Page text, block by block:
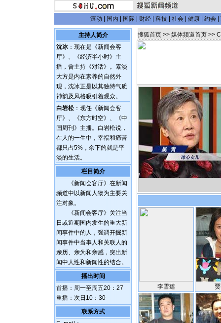
滚动 国内 国际 财经 科技 社会 健康 约会
主持人简介
沈冰：现在是《新闻会客
厅》、《经济半小时》主
播，曾主持《对话》。素淡
大方是内在素养的自然外
现，沈冰正是以其独特气质
神韵及风格吸引着观众。
白岩松：现任《新闻会客
厅》、《东方时空》、《中
国周刊》主播。白岩松说，
在人的一生中，幸福和痛苦
都只占5%，余下的就是平
淡的生活。
栏目简介
《新闻会客厅》在新闻
频道中以新闻人物为主要关
注对象。
《新闻会客厅》关注当
日或近期国内发生的重大新
闻事件中的人，强调开掘新
闻事件中当事人和关联人的
亲历、亲为和亲感，突出新
闻中人性和新闻性的结合。
播出时间
首播：周一至周五20：27
重播：次日10：30
联系方式
搜狐首页>> 媒体频道首页>>
李雪莲